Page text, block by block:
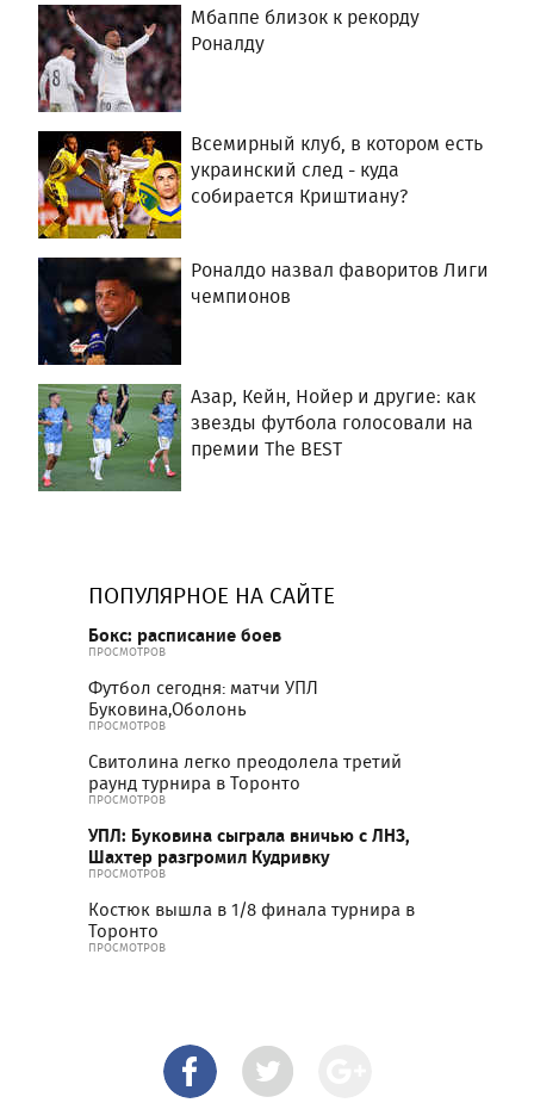
Мбаппе близок к рекорду
Роналду
Всемирный клуб, в котором есть
украинский след - куда
собирается Криштиану?
Роналдо назвал фаворитов Лиги
чемпионов
Азар, Кейн, Нойер и другие: как
звезды футбола голосовали на
премии The BEST
ПОПУЛЯРНОЕ НА САЙТЕ
Бокс: расписание боев
ПРОСМОТРОВ
Футбол сегодня: матчи УПЛ
Буковина,Оболонь
ПРОСМОТРОВ
Свитолина легко преодолела третий
раунд турнира в Торонто
ПРОСМОТРОВ
УПЛ: Буковина сыграла вничью с ЛНЗ,
Шахтер разгромил Кудривку
ПРОСМОТРОВ
Костюк вышла в 1/8 финала турнира в
Торонто
ПРОСМОТРОВ